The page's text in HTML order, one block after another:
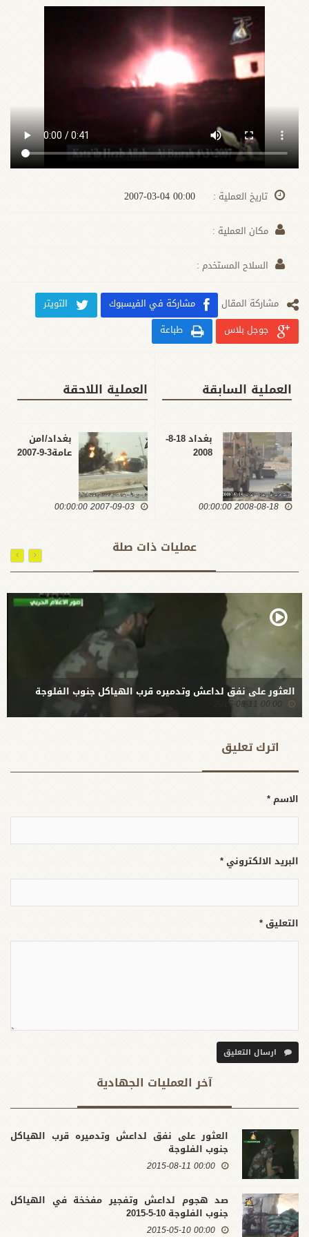
تاريخ العملية :
مكان العملية :
السلاح المستخدم :
مشارکة المقال مشاركة في الفيسبوك
التويتر
جوجل بلاس
طباعة
العملية السابقة
بغداد 18-8-
2008
2008-08-18 00:00:00
العملية اللاحقة
بغداد/امن
عامة3-9-2007
2007-09-03 00:00:00
عمليات ذات صلة
العثور على نفق لداعش وتدميره قرب الهياكل جنوب الفلوجة
00:00 2015-08-11
اترك تعلیق
الاسم *
البريد الالكتروني *
التعليق *
ارسال التعليق
آخر العملیات الجهادية
العثور على نفق لداعش وتدميره قرب الهياكل
جنوب الفلوجة
00:00 2015-08-11
صد هجوم لداعش وتفجير مفخخة في الهياكل
جنوب الفلوجة 10-5-2015
00:00 2015-05-10